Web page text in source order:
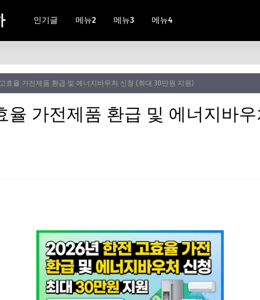
인기글 메뉴2 메뉴3 메뉴4
효율 가전제품 환급 및 에너지바우처 신청 (최대 30만원 지원)
율 가전제품 환급 및 에너지바우